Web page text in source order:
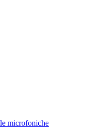
microfoniche